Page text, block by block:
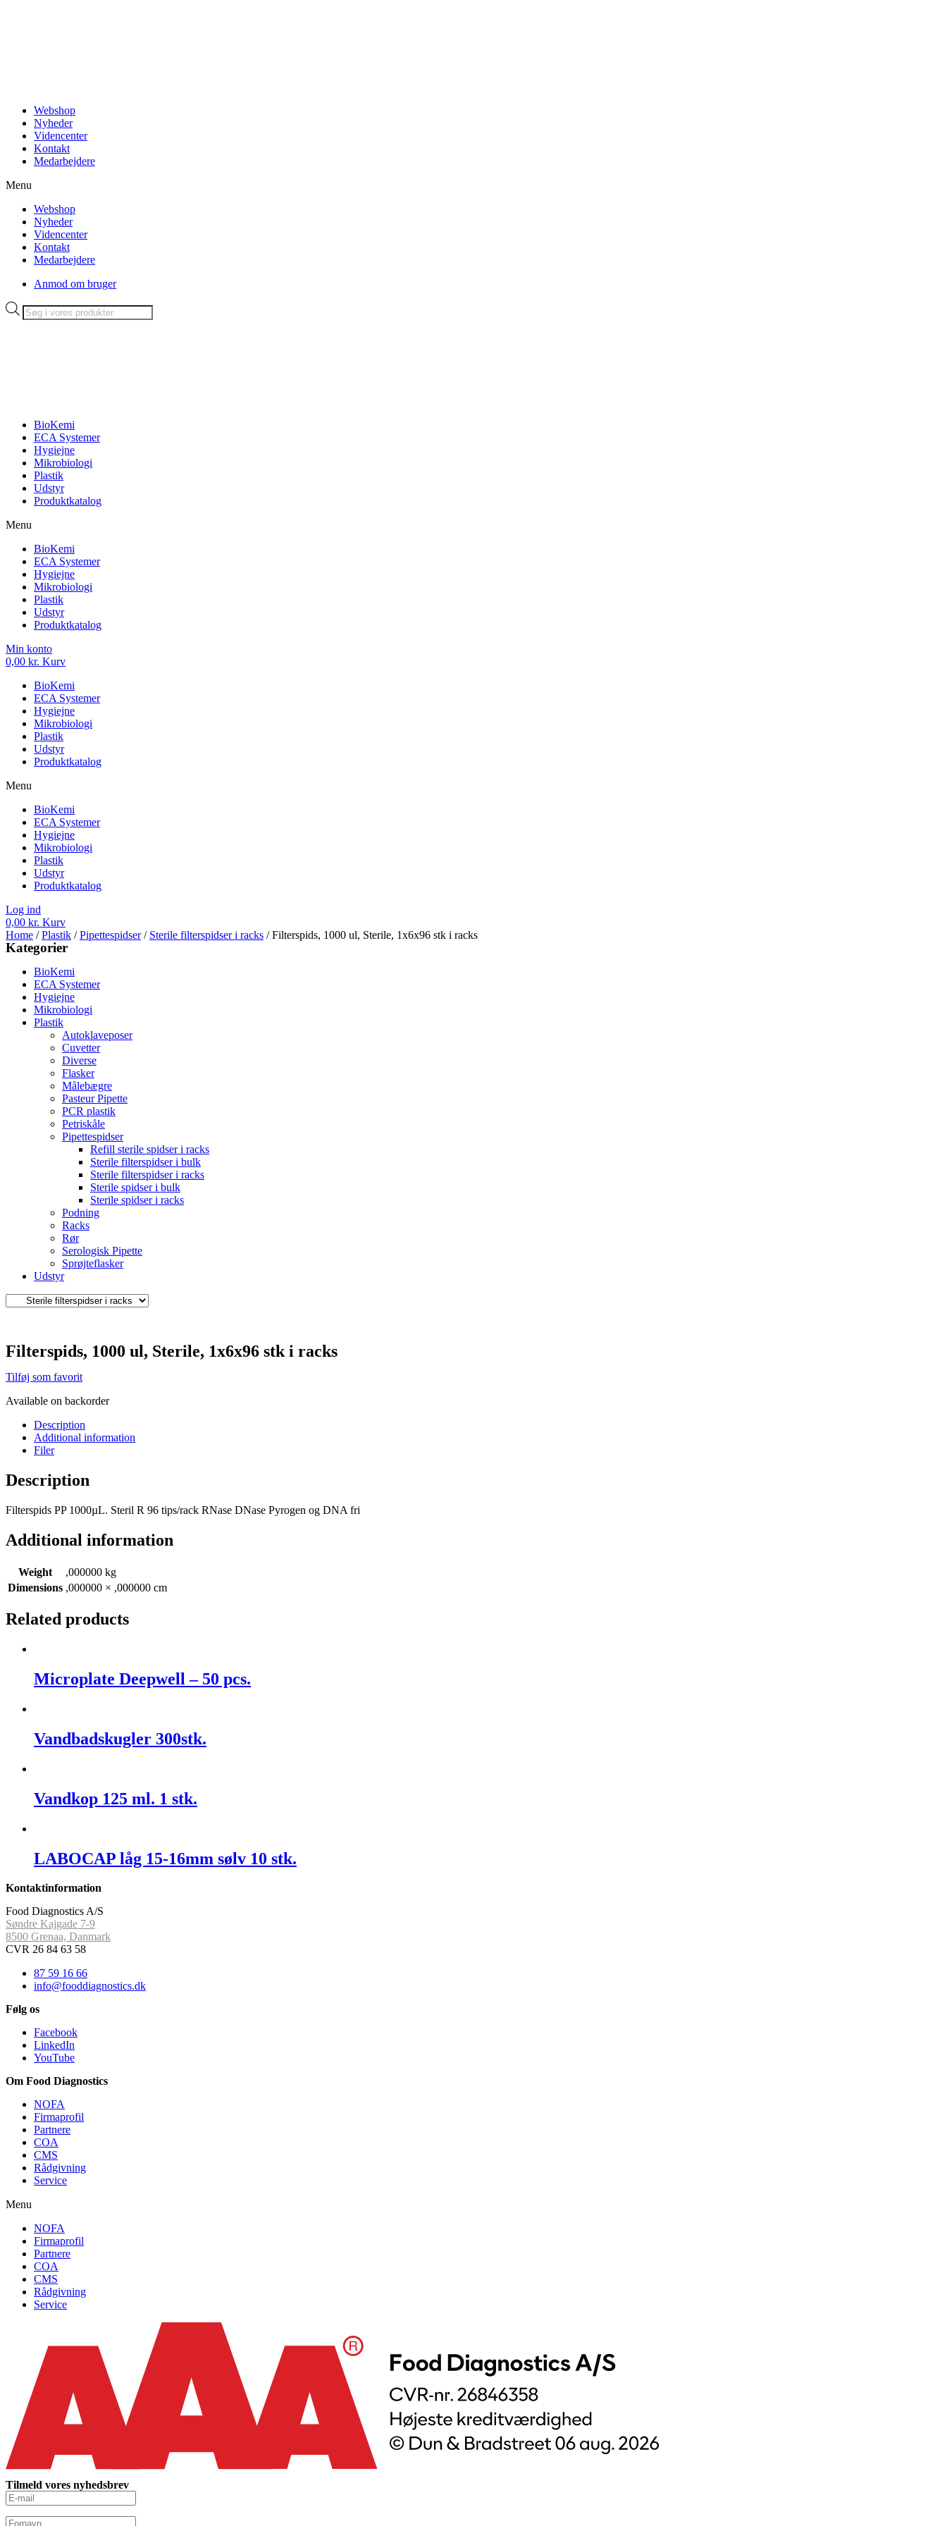
Webshop
Nyheder
Videncenter
Kontakt
Medarbejdere
Menu
Webshop
Nyheder
Videncenter
Kontakt
Medarbejdere
Anmod om bruger
Products
search
BioKemi
ECA Systemer
Hygiejne
Mikrobiologi
Plastik
Udstyr
Produktkatalog
Menu
BioKemi
ECA Systemer
Hygiejne
Mikrobiologi
Plastik
Udstyr
Produktkatalog
Min konto
0,00 kr. Kurv
BioKemi
ECA Systemer
Hygiejne
Mikrobiologi
Plastik
Udstyr
Produktkatalog
Menu
BioKemi
ECA Systemer
Hygiejne
Mikrobiologi
Plastik
Udstyr
Produktkatalog
Log ind
0,00 kr. Kurv
Home /Plastik /Pipettespidser/ Sterile filterspidser i racks / Filterspids, 1000 ul, Sterile, 1x6x96 stk i racks
Kategorier
BioKemi
ECA Systemer
Hygiejne
Mikrobiologi
Plastik
Autoklaveposer
Cuvetter
Diverse
Flasker
Målebægre
Pasteur Pipette
PCR plastik
Petriskåle
Pipettespidser
Refill sterile spidser i racks
Sterile filterspidser i bulk
Sterile filterspidser i racks
Sterile spidser i bulk
Sterile spidser i racks
Podning
Racks
Rør
Serologisk Pipette
Sprøjteflasker
Udstyr
Filterspids, 1000 ul, Sterile, 1x6x96 stk i racks
Tilføj som favorit
Available on backorder
Description
Additional information
Filer
Description
Filterspids PP 1000µL. Steril R 96 tips/rack RNase DNase Pyrogen og DNA fri
Additional information
Weight
,000000 kg
Dimensions ,000000 × ,000000 cm
Related products
Microplate Deepwell – 50 pcs.
Vandbadskugler 300stk.
Vandkop 125 ml. 1 stk.
LABOCAP låg 15-16mm sølv 10 stk.
Kontaktinformation
Food Diagnostics A/S
Søndre Kajgade 7-9
8500 Grenaa, Danmark
CVR 26 84 63 58
87 59 16 66
info@fooddiagnostics.dk
Følg os
Facebook
LinkedIn
YouTube
Om Food Diagnostics
NOFA
Firmaprofil
Partnere
COA
CMS
Rådgivning
Service
Menu
NOFA
Firmaprofil
Partnere
COA
CMS
Rådgivning
Service
Tilmeld vores nyhedsbrev